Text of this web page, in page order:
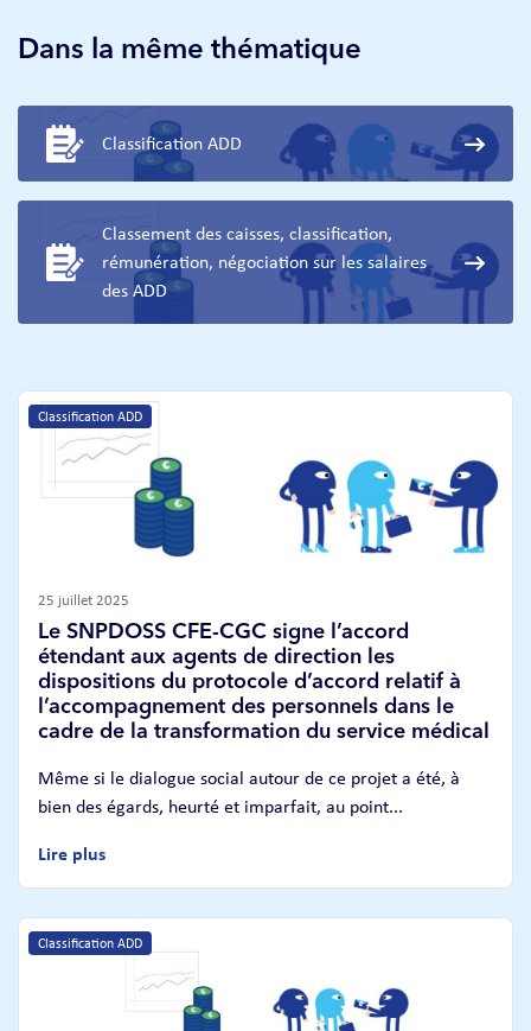
Dans la même thématique
Classification ADD
Classement des caisses, classification,
rémunération, négociation sur les salaires
des ADD
Classification ADD
25 juillet 2025
Le SNPDOSS CFE-CGC signe l’accord
étendant aux agents de direction les
dispositions du protocole d’accord relatif à
l’accompagnement des personnels dans le
cadre de la transformation du service médical
Même si le dialogue social autour de ce projet a été, à
bien des égards, heurté et imparfait, au point...
Lire plus
Classification ADD